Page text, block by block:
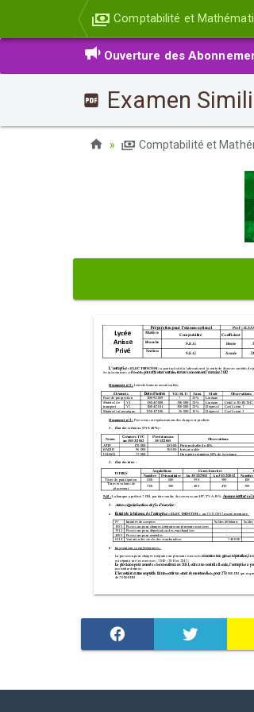
Comptabilité et
Ouverture des
Examen
Comptabilité et